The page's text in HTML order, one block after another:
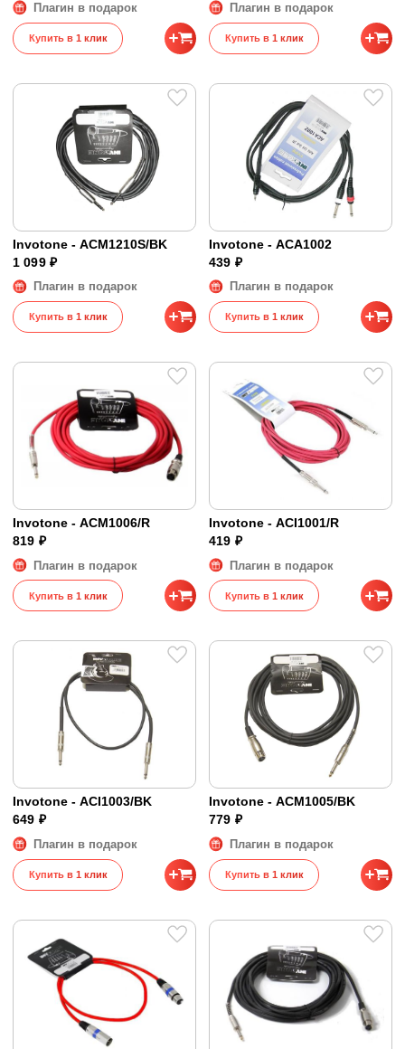
Плагин в подарок
Купить в 1 клик
Плагин в подарок
Купить в 1 клик
Invotone - ACM1210S/BK
1 099 ₽
Плагин в подарок
Купить в 1 клик
Invotone - ACA1002
439 ₽
Плагин в подарок
Купить в 1 клик
Invotone - ACM1006/R
819 ₽
Плагин в подарок
Купить в 1 клик
Invotone - ACI1001/R
419 ₽
Плагин в подарок
Купить в 1 клик
Invotone - ACI1003/BK
649 ₽
Плагин в подарок
Купить в 1 клик
Invotone - ACM1005/BK
779 ₽
Плагин в подарок
Купить в 1 клик